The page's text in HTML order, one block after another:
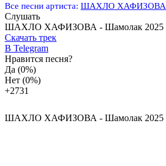
Все песни артиста: ШАХЛО ХАФИЗОВА
Слушать
ШАХЛО ХАФИЗОВА - Шамолак 2025
Скачать трек
В Telegram
Нравится песня?
Да (0%)
Нет (0%)
+2731
ШАХЛО ХАФИЗОВА - Шамолак 2025